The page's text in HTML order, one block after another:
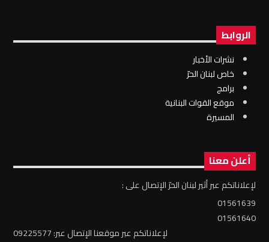
الروابط
نشرات الأخبار
خاص لبنان الحرّ
برامج
موقع القوات البنانية
المسيرة
أعلن معنا
لإعلاناتكم عبر أثير لبنان الحرّ الإتصال على :
01561639
01561640
لإعلاناتكم عبر موقعنا الإتصال عبر: 09225577